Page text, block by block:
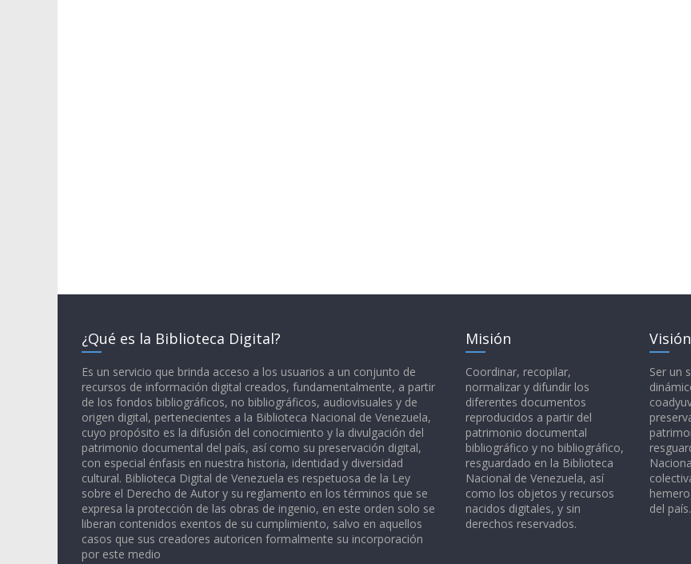
¿Qué es la Biblioteca Digital?
Es un servicio que brinda acceso a los usuarios a un conjunto de
recursos de información digital creados, fundamentalmente, a partir
de los fondos bibliográficos, no bibliográficos, audiovisuales y de
origen digital, pertenecientes a la Biblioteca Nacional de Venezuela,
cuyo propósito es la difusión del conocimiento y la divulgación del
patrimonio documental del país, así como su preservación digital,
con especial énfasis en nuestra historia, identidad y diversidad
cultural. Biblioteca Digital de Venezuela es respetuosa de la Ley
sobre el Derecho de Autor y su reglamento en los términos que se
expresa la protección de las obras de ingenio, en este orden solo se
liberan contenidos exentos de su cumplimiento, salvo en aquellos
casos que sus creadores autoricen formalmente su incorporación
por este medio
Misión
Coordinar, recopilar,
normalizar y difundir los
diferentes documentos
reproducidos a partir del
patrimonio documental
bibliográfico y no bibliográfico,
resguardado en la Biblioteca
Nacional de Venezuela, así
como los objetos y recursos
nacidos digitales, y sin
derechos reservados.
Visión
Ser un
del país.